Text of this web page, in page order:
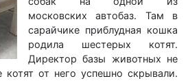
московских автобаз. Там в
сарайчике приблудная кошка
родила шестерых котят.
Директор базы животных не
котят от него успешно скрывали.